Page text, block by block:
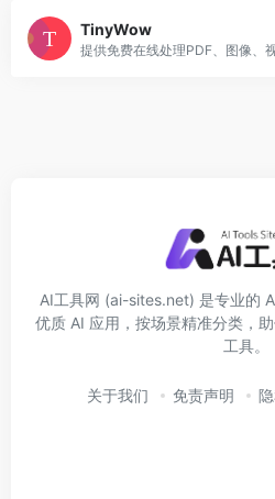
TinyWow
AI工具网 (ai-sites.net) 是专业的
优质 AI 应用，按场景精准分类，
工具。
关于我们 免责声明